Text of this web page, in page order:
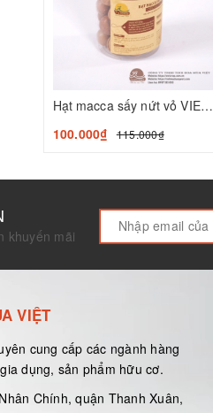
Hạt macca sấy nứt vỏ VIETCROP 245gr
100.000₫
115.000₫
khuyến mãi
VIỆT
cung cấp các ngành hàng
dụng, sản phẩm hữu cơ.
Chính, quận Thanh Xuân,